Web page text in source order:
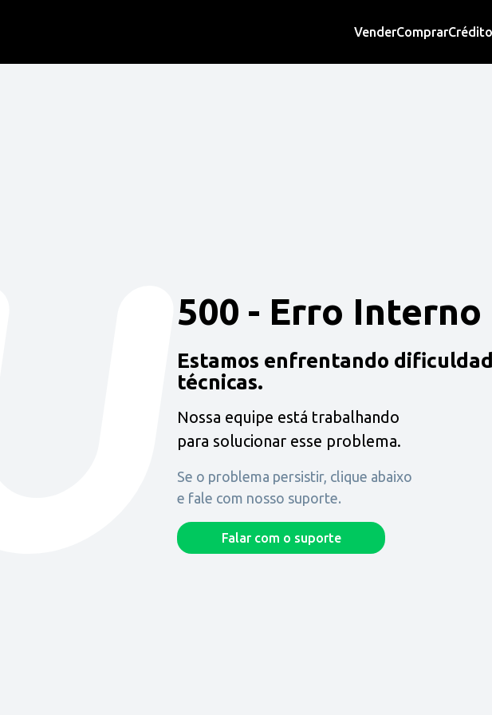
VenderComprarCrédito
500 - Erro Interno
Estamos enfrentando
técnicas.
Nossa equipe está trabalhando
para solucionar esse problema.
Se o problema persistir, clique abaixo
e fale com nosso suporte.
Falar com o suporte